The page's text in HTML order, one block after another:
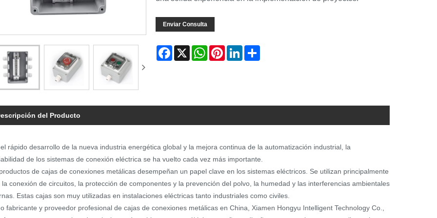
Enviar Consulta
Facebook
X WhatsAppPinterestLinkedInShare
del Producto
rápido desarrollo de la nueva industria energética global y la mejora continua de la automatización industrial, la
de los sistemas de conexión eléctrica se ha vuelto cada vez más importante.
de cajas de conexiones metálicas desempeñan un papel clave en los sistemas eléctricos. Se utilizan principalmente
la conexión de circuitos, la protección de componentes y la prevención del polvo, la humedad y las interferencias ambientales
Estas cajas son muy utilizadas en instalaciones eléctricas tanto industriales como civiles.
fabricante y proveedor profesional de cajas de conexiones metálicas en China, Xiamen Hongyu Intelligent Technology Co.,